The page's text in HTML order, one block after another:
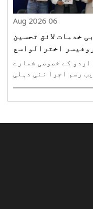
06 Aug 2026
خدمات لائق تحسین
اخترالواسع
کے خصوصی شمارے
پروفیسر کوثر مظہری کی تقریب رسم اجرا نئی دہلی
اکیڈمی بستی حضرت نظام الدین